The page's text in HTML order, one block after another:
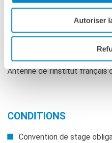
Autoriser
Du 1er octobre au 18
Antenne de l’institut français
CONDITIONS
Convention de stage